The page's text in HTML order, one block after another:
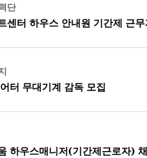
단
센터 하우스 안내원 기간제 근
터 무대기계 감독 모집
하우스매니저(기간제근로자)